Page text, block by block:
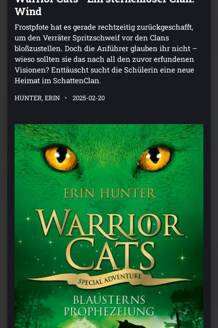
Wind
Frostpfote hat es gerade rechtzeitig zurückgeschafft,
um den Verräter Spritzschweif vor den Clans
bloßzustellen. Doch die Anführer glauben ihr nicht –
wieso sollten sie das nach all den zuvor erfundenen
Visionen? Enttäuscht sucht die Schülerin eine neue
Heimat im SchattenClan.
HUNTER, ERIN 2025-02-20